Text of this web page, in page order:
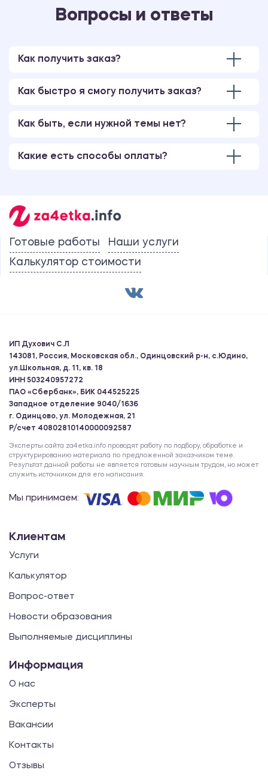
Вопросы и ответы
Как получить заказ?
Как быстро я смогу получить заказ?
Как быть, если нужной темы нет?
Какие есть способы оплаты?
Готовые работы
Наши услуги
Калькулятор стоимости
ИП Духович С.Л
143081, Россия, Московская обл., Одинцовский р-н, с.Юдино,
ул.Школьная, д. 11, кв. 18
ИНН 503240957272
ПАО «Сбербанк», БИК 044525225
Западное отделение 9040/1636
г. Одинцово, ул. Молодежная, 21
Р/счет 40802810140000092587
Эксперты сайта za4etka.info проводят работу по подбору, обработке и
структурированию материала по предложенной заказчиком теме.
Результат данной работы не является готовым научным трудом, но может
служить источником для его написания.
Мы принимаем:
Клиентам
Услуги
Калькулятор
Вопрос-ответ
Новости образования
Выполняемые дисциплины
Информация
О нас
Эксперты
Вакансии
Контакты
Отзывы